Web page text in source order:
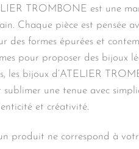
TROMBONE est une
Chaque pièce est pensée
des formes épurées et
pour proposer des bijoux
les bijoux d’ATELIER
sublimer une tenue avec
et créativité.
produit ne correspond à